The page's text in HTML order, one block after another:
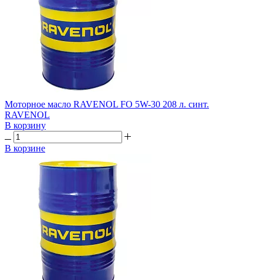
Моторное масло RAVENOL FO 5W-30 208 л. синт.
RAVENOL
В корзину
В корзине